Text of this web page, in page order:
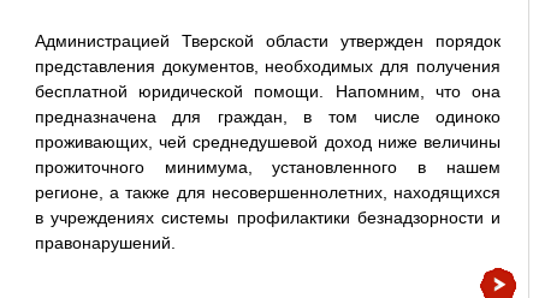
Администрацией Тверской области утвержден порядок
представления документов, необходимых для получения
бесплатной юридической помощи. Напомним, что она
предназначена для граждан, в том числе одиноко
проживающих, чей среднедушевой доход ниже величины
прожиточного минимума, установленного в нашем
регионе, а также для несовершеннолетних, находящихся
в учреждениях системы профилактики безнадзорности и
правонарушений.